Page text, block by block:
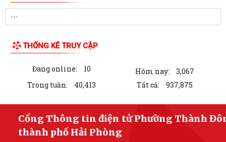
Tăng cường hưởng ứng Cuộc thi và Triển lãm ảnh nghệ thuật cấp
Phường Thành Đông tổ chức phiên họp Ban đại diện Hội đồng quản trị
ngân hàng chính sách xã hội quý...
Hơn 1.600 đoàn viên, người lao động trên địa bàn phường Thành Đông
tham gia bữa cơm công đoàn
Đảng ủy phường Thành Đông tổ chức lớp bồi dưỡng Lý luận chính trị
hè năm 2026 cho đội ngũ giáo viên
Phường Thành Đông tri ân Người có công
THƯ VIỆN ẢNH